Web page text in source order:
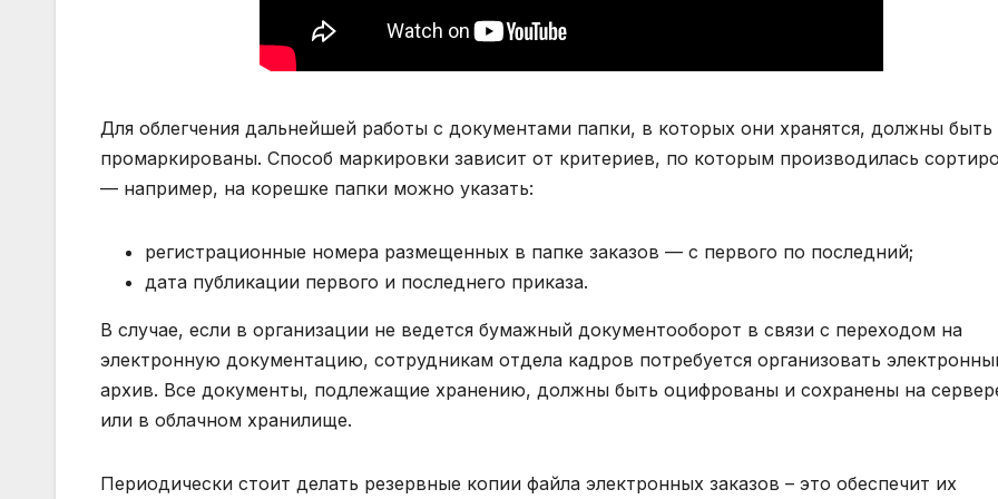
Для облегчения дальнейшей работы с документами папки, в которых они хранятся, должны быть
промаркированы. Способ маркировки зависит от критериев, по которым производилась
— например, на корешке папки можно указать:
регистрационные номера размещенных в папке заказов — с первого по последний;
дата публикации первого и последнего приказа.
В случае, если в организации не ведется бумажный документооборот в связи с переходом на
электронную документацию, сотрудникам отдела кадров потребуется организовать
архив. Все документы, подлежащие хранению, должны быть оцифрованы и сохранены на
или в облачном хранилище.
Периодически стоит делать резервные копии файла электронных заказов – это обеспечит их